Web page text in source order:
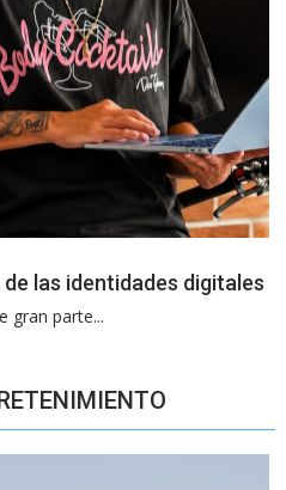
las identidades digitales
gran parte...